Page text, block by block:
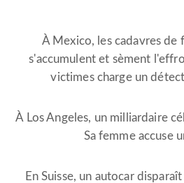
À Mexico, les cadavres de
s'accumulent et sèment
victimes charge un
À Los Angeles, un milliardaire
Sa femme accuse
En Suisse, un autocar